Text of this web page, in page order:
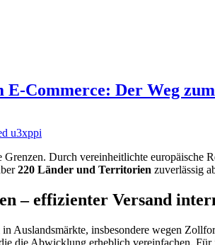
Commerce: Der Weg
Durch vereinheitlichte europäische
220 Länder und Territorien zuverlässig
– effizienter Versand
Auslandsmärkte, insbesondere wegen
die Abwicklung erheblich vereinfachen.